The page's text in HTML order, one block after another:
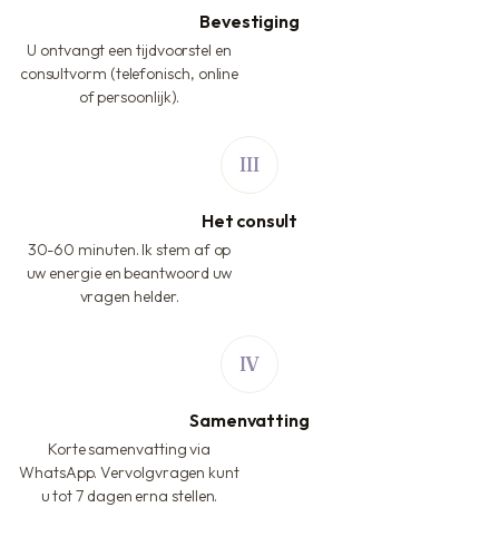
Bevestiging
U ontvangt een tijdvoorstel en
consultvorm (telefonisch, online
of persoonlijk).
Het consult
30-60 minuten. Ik stem af op
uw energie en beantwoord uw
vragen helder.
Samenvatting
Korte samenvatting via
WhatsApp. Vervolgvragen kunt
u tot 7 dagen erna stellen.